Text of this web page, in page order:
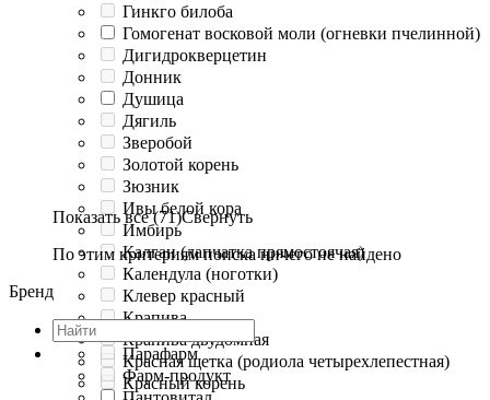
Гинкго билоба
Гомогенат восковой моли (огневки пчелинной)
Дигидрокверцетин
Донник
Душица
Дягиль
Зверобой
Золотой корень
Зюзник
Ивы белой кора
Имбирь
Калган (лапчатка прямостоячая)
Календула (ноготки)
Клевер красный
Крапива
Крапива двудомная
Красная щетка (родиола четырехлепестная)
Красный корень
Показать все (71)Свернуть
По этим критериям поиска ничего не найдено
Бренд
Парафарм
Фарм-продукт